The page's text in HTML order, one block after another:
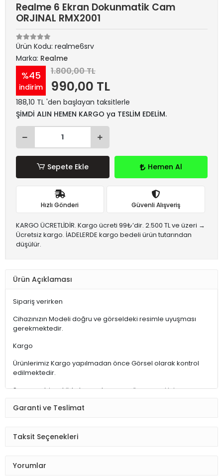
Realme 6 Ekran Dokunmatik Cam
ORJINAL RMX2001
Ürün Kodu: realme6srv
Marka: Realme
%45
indirim
1.800,00 TL
990,00 TL
188,10 TL 'den başlayan taksitlerle
ŞİMDİ ALIN HEMEN KARGO ya TESLİM EDELİM.
Sepete Ekle Hemen Al
Hızlı Gönderi Güvenli Alışveriş
KARGO ÜCRETLİDİR. Kargo ücreti 99₺’dir. 2.500 TL ve üzeri →
Ücretsiz kargo. İADELERDE kargo bedeli ürün tutarından
düşülür.
Ürün Açıklaması
Sipariş verirken
Cihazınızın Modeli doğru ve görseldeki resimle uyuşması
gerekmektedir.
Kargo
Ürünlerimiz Kargo yapılmadan önce Görsel olarak kontrol
edilmektedir.
Sorunsuz bir şekilde kargoda zarar görmemesi için
Montaj ve Garanti
Ürün elinize ulaşınca soket ana kart pil ile cihazı (de monte)
halde test etmelisiniz.
Garanti ve Teslimat
Taksit Seçenekleri
Yorumlar